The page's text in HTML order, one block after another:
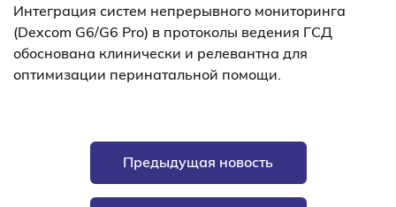
Интеграция систем непрерывного мониторинга
(Dexcom G6/G6 Pro) в протоколы ведения ГСД
обоснована клинически и релевантна для
оптимизации перинатальной помощи.
Предыдущая новость